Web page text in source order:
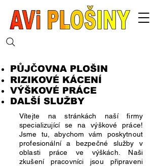
PŮJČOVNA PLOŠIN
RIZIKOVÉ KÁCENÍ
VÝŠKOVÉ PRÁCE
DALŠÍ SLUŽBY
Vítejte na stránkách naší firmy
specializující se na výškové práce!
Jsme tu, abychom vám poskytnout
profesionální a bezpečné služby v
oblasti práce ve výškách. Naši
zkušení pracovníci jsou připraveni